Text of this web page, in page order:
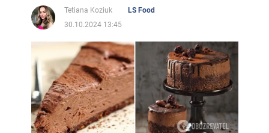
Tetiana Koziuk
LS Food
30.10.2024 13:45